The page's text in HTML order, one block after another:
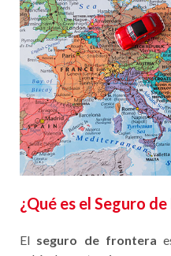
¿Qué es el Seguro
El seguro de frontera